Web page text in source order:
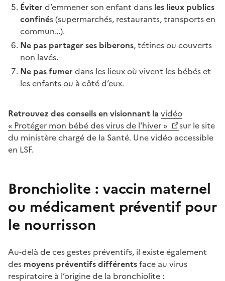
Éviter d’emmener son enfant dans les lieux publics
confinés (supermarchés, restaurants, transports en
commun…).
Ne pas partager ses biberons, tétines ou couverts
non lavés.
Ne pas fumer dans les lieux où vivent les bébés et
les enfants ou à côté d’eux.
Retrouvez des conseils en visionnant la vidéo
« Protéger mon bébé des virus de l'hiver »
sur le site
du ministère chargé de la Santé. Une vidéo accessible
en LSF.
Bronchiolite : vaccin maternel
ou médicament préventif pour
le nourrisson
Au-delà de ces gestes préventifs, il existe également
des moyens préventifs différentsface au virus
respiratoire à l’origine de la bronchiolite :